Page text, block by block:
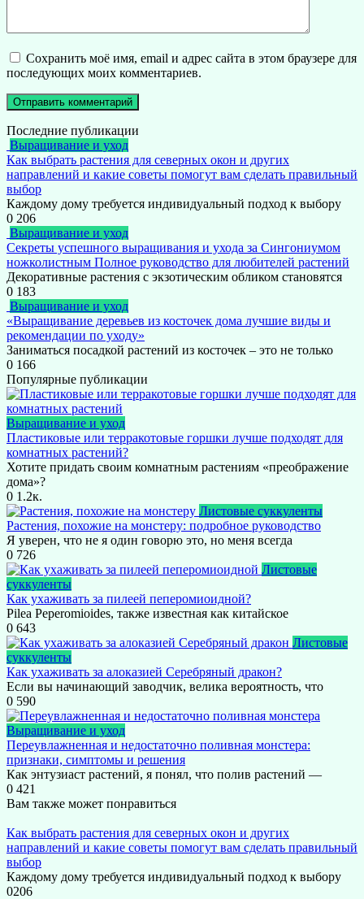
Сохранить моё имя, email и адрес сайта в этом браузере для
последующих моих комментариев.
Последние публикации
Выращивание и уход
Как выбрать растения для северных окон и других
направлений и какие советы помогут вам сделать правильный
выбор
Каждому дому требуется индивидуальный подход к выбору
0 206
Выращивание и уход
Секреты успешного выращивания и ухода за Сингониумом
ножколистным Полное руководство для любителей растений
Декоративные растения с экзотическим обликом становятся
0 183
Выращивание и уход
«Выращивание деревьев из косточек дома лучшие виды и
рекомендации по уходу»
Заниматься посадкой растений из косточек – это не только
0 166
Популярные публикации
Выращивание и уход
Пластиковые или терракотовые горшки лучше подходят для
комнатных растений?
Хотите придать своим комнатным растениям «преображение
дома»?
0 1.2к.
Листовые суккуленты
Растения, похожие на монстеру: подробное руководство
Я уверен, что не я один говорю это, но меня всегда
0 726
Листовые
суккуленты
Как ухаживать за пилеей пеперомиоидной?
Pilea Peperomioides, также известная как китайское
0 643
Листовые
суккуленты
Как ухаживать за алоказией Серебряный дракон?
Если вы начинающий заводчик, велика вероятность, что
0 590
Выращивание и уход
Переувлажненная и недостаточно поливная монстера:
признаки, симптомы и решения
Как энтузиаст растений, я понял, что полив растений —
0 421
Вам также может понравиться
Как выбрать растения для северных окон и других
направлений и какие советы помогут вам сделать правильный
выбор
Каждому дому требуется индивидуальный подход к выбору
0206